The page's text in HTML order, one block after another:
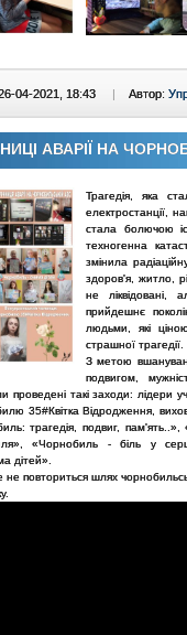
04-2021, 18:43 | Автор:
АВАРІЇ НА
Трагедія, яка
електростанції,
стала болючою
техногенна
змінила
здоров'я, житло,
не ліквідовані,
прийдешнє
людьми, які
страшної трагедії.
З метою
подвигом,
проведені такі заходи: лідери
35#Квітка Відродження,
трагедія, подвиг,
«Чорнобиль - біль у
дітей».
не повториться шлях